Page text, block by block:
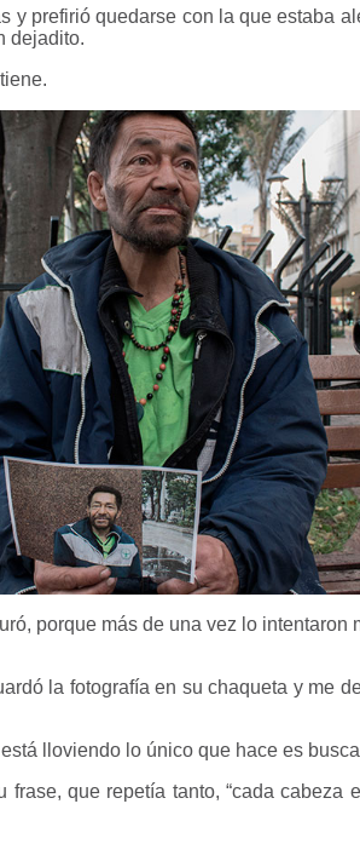
y prefirió quedarse con la que estaba
dejadito.
porque más de una vez lo
la fotografía en su chaqueta y me
lloviendo lo único que hace es
que repetía tanto, “cada cabeza